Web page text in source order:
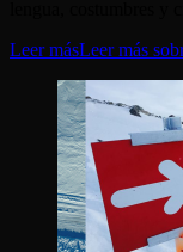
Leer másLeer más